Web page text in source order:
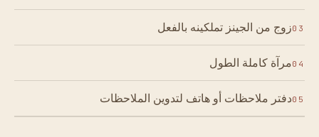
03زوج من الجينز تملكينه بالفعل
04مرآة كاملة الطول
05دفتر ملاحظات أو هاتف لتدوين الملاحظات